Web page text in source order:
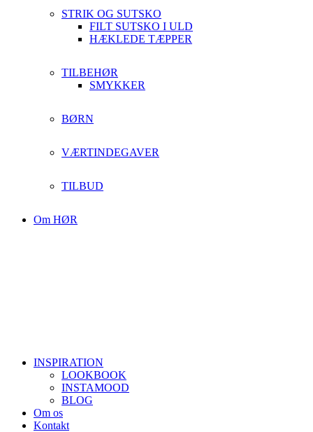
STRIK OG SUTSKO
FILT SUTSKO I ULD
HÆKLEDE TÆPPER
TILBEHØR
SMYKKER
BØRN
VÆRTINDEGAVER
TILBUD
Om HØR
INSPIRATION
LOOKBOOK
INSTAMOOD
BLOG
Om os
Kontakt